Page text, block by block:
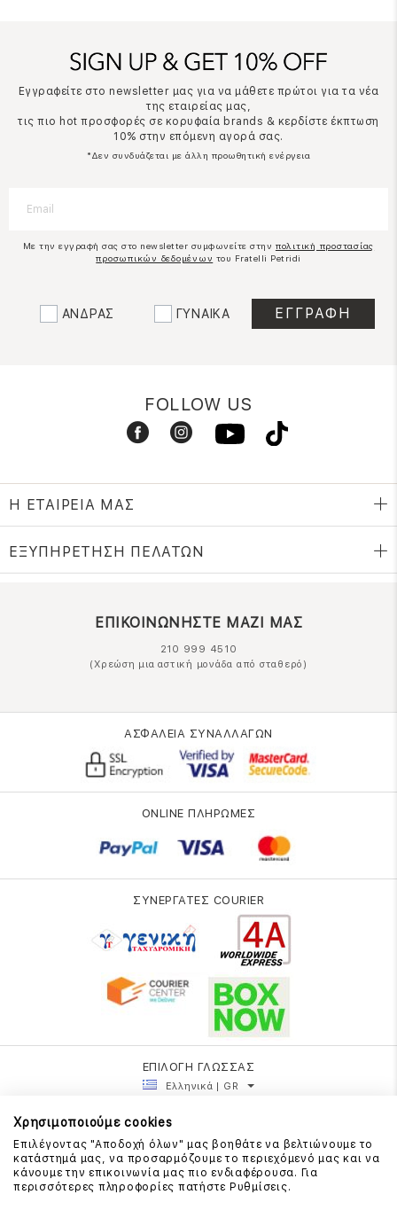
Εγγραφείτε στο newsletter μας για να μάθετε πρώτοι για τα νέα
της εταιρείας μας,
τις πιο hot προσφορές σε κορυφαία brands & κερδίστε έκπτωση
10% στην επόμενη αγορά σας.
*Δεν συνδυάζεται με άλλη προωθητική ενέργεια
Με την εγγραφή σας στο newsletter συμφωνείτε στην πολιτική προστασίας
προσωπικών δεδομένων του Fratelli Petridi
ΑΝΔΡΑΣ ΓΥΝΑΙΚΑ
FOLLOW US
Η ΕΤΑΙΡΕΙΑ ΜΑΣ
ΕΞΥΠΗΡΕΤΗΣΗ ΠΕΛΑΤΩΝ
ΕΠΙΚΟΙΝΩΝΗΣΤΕ ΜΑΖΙ ΜΑΣ
210 999 4510
(Χρεώση μια αστική μονάδα από σταθερό)
ΑΣΦΑΛΕΙΑ ΣΥΝΑΛΛΑΓΩΝ
ONLINE ΠΛΗΡΩΜΕΣ
ΣΥΝΕΡΓΑΤΕΣ COURIER
ΕΠΙΛΟΓΗ ΓΛΩΣΣΑΣ
Ελληνικά | GR
Χρησιμοποιούμε cookies
Επιλέγοντας "Αποδοχή όλων" μας βοηθάτε να βελτιώνουμε το
κατάστημά μας, να προσαρμόζουμε το περιεχόμενό μας και να
κάνουμε την επικοινωνία μας πιο ενδιαφέρουσα. Για
περισσότερες πληροφορίες πατήστε Ρυθμίσεις.